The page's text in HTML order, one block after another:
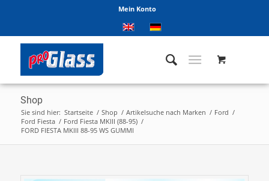
Mein Konto
Shop
Sie sind hier: Startseite / Shop / Artikelsuche nach Marken / Ford /
Ford Fiesta / Ford Fiesta MKIII (88-95) /
FORD FIESTA MKIII 88-95 WS GUMMI